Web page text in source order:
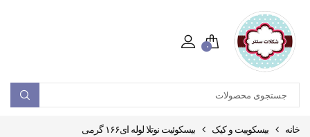
۰
خانه بیسکوییت و کیک بیسکوئیت نوتلا لوله ای۱۶۶ گرمی